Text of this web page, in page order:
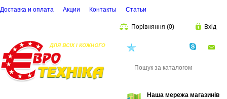
Доставка и оплата Акции Контакты Cтатьи
Порівняння (0) Вхід
Наша мережа магазинів